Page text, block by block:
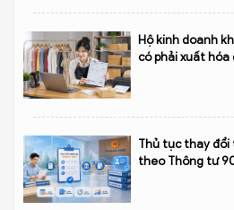
Hộ kinh doanh
có phải xuất hóa
Thủ tục thay
theo Thông tư